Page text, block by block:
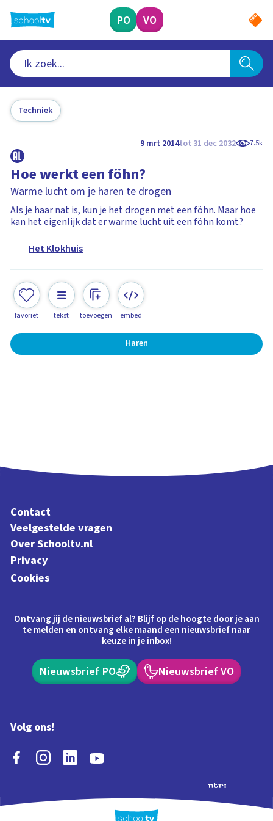
naar
hoofdinhoud
PO VO
Techniek
9 mrt 2014tot 31 dec 2032 7.5k
Hoe werkt een föhn?
Warme lucht om je haren te drogen
Als je haar nat is, kun je het drogen met een föhn. Maar hoe
kan het eigenlijk dat er warme lucht uit een föhn komt?
Het Klokhuis
favoriet tekst toevoegen embed
Haren
Contact
Veelgestelde vragen
Over Schooltv.nl
Privacy
Cookies
Ontvang jij de nieuwsbrief al? Blijf op de hoogte door je aan
te melden en ontvang elke maand een nieuwsbrief naar
keuze in je inbox!
Nieuwsbrief PO Nieuwsbrief VO
Volg ons!